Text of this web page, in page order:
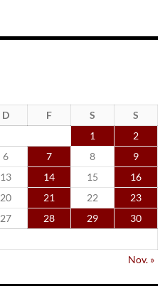
D F S
S
1
2
6 7 8
9
13 14 15
16
20 21 22
23
27 28 29
30
Nov. »